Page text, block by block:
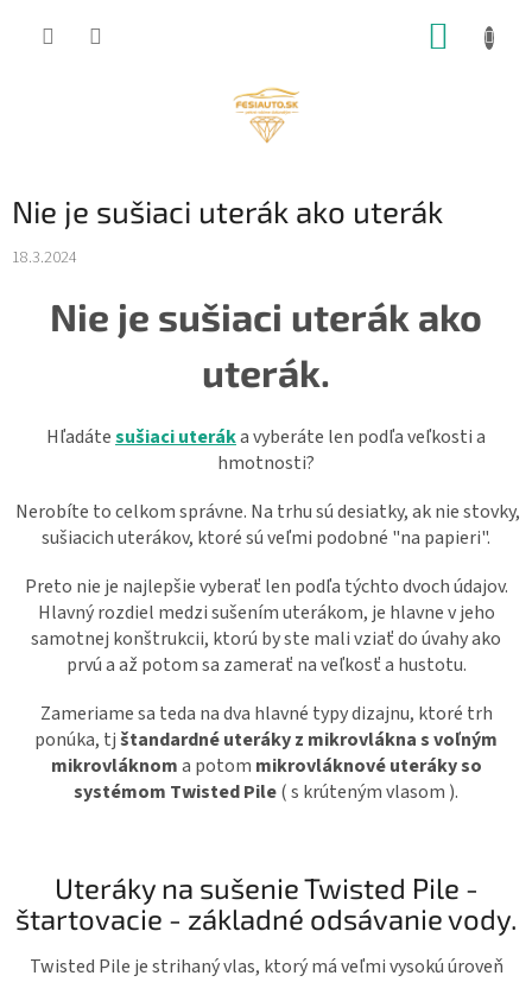
Nie je sušiaci uterák ako uterák
18.3.2024
Nie je sušiaci uterák ako
uterák.
Hľadátesušiaci uteráka vyberáte len podľa veľkosti a
hmotnosti?
Nerobíte to celkom správne. Na trhu sú desiatky, ak nie stovky,
sušiacich uterákov, ktoré sú veľmi podobné "na papieri".
Preto nie je najlepšie vyberať len podľa týchto dvoch údajov.
Hlavný rozdiel medzi sušením uterákom, je hlavne v jeho
samotnej konštrukcii, ktorú by ste mali vziať do úvahy ako
prvú a až potom sa zamerať na veľkosť a hustotu.
Zameriame sa teda na dva hlavné typy dizajnu, ktoré trh
ponúka, tjštandardné uteráky z mikrovlákna s voľným
mikrovláknoma potom mikrovláknové uteráky so
systémom Twisted Pile(s krúteným vlasom ).
Uteráky na sušenie Twisted Pile -
štartovacie - základné odsávanie vody.
Twisted Pile je strihaný vlas, ktorý má veľmi vysokú úroveň